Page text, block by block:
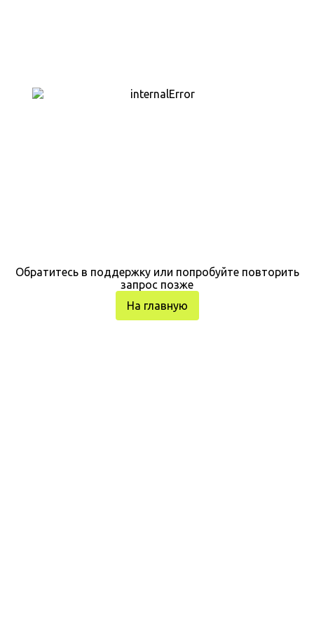
Обратитесь в поддержку или попробуйте повторить
запрос позже
На главную